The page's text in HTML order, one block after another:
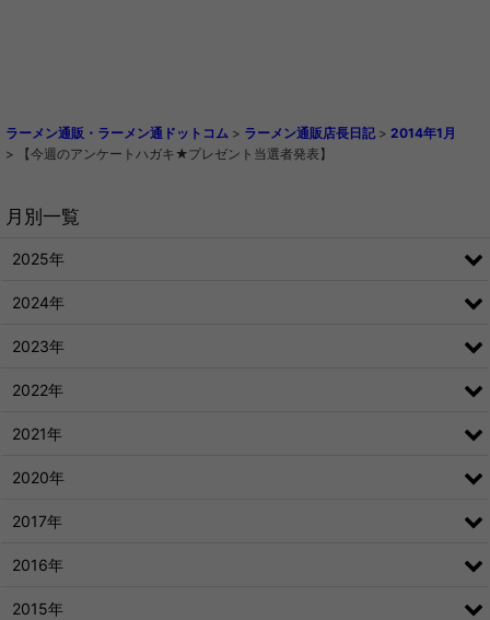
ラーメン通販・ラーメン通ドットコム > ラーメン通販店長日記 > 2014年1月
>
【今週のアンケートハガキ★プレゼント当選者発表】
月別一覧
2025年
2024年
2023年
2022年
2021年
2020年
2017年
2016年
2015年